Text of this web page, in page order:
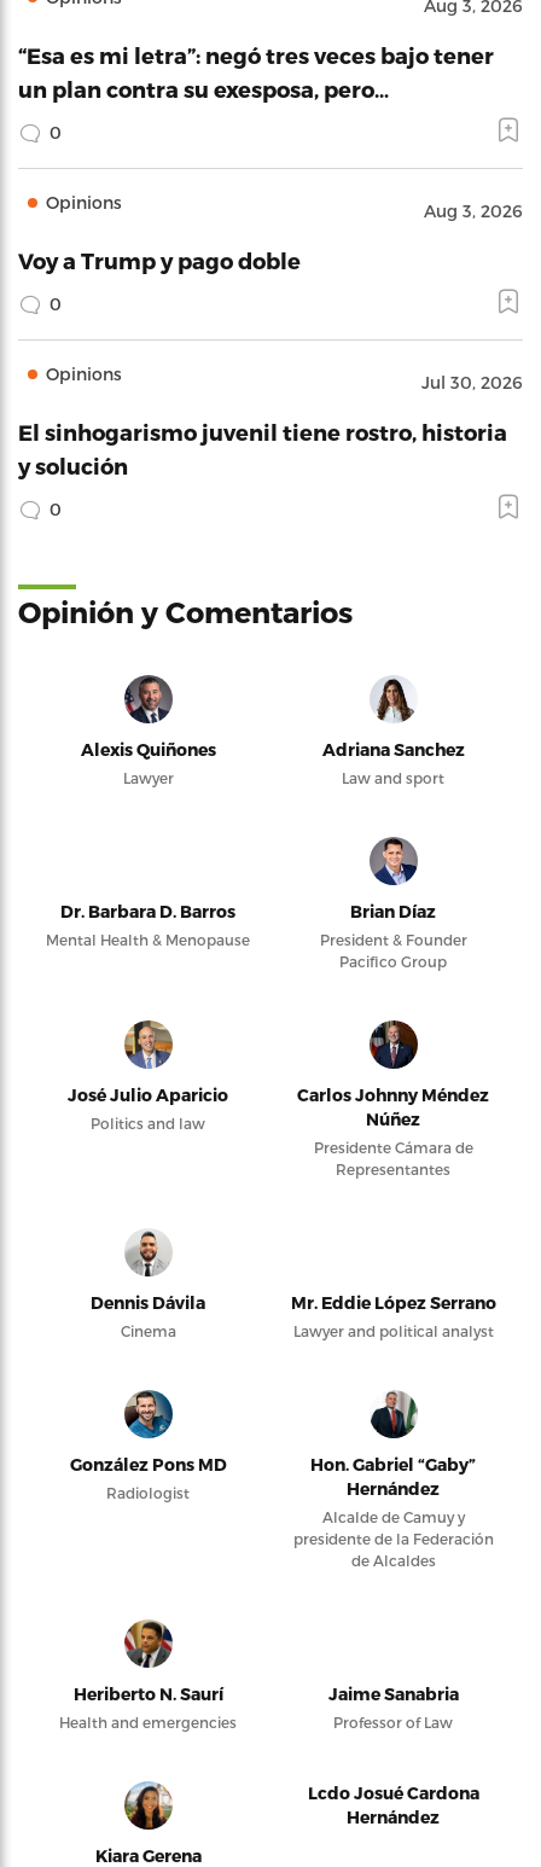
Aug 3, 2026
“Esa es mi letra”: negó tres veces bajo tener
un plan contra su exesposa, pero…
0
Opinions Aug 3, 2026
Voy a Trump y pago doble
0
Opinions Jul 30, 2026
El sinhogarismo juvenil tiene rostro, historia
y solución
0
Opinión y Comentarios
Alexis Quiñones
Lawyer
Adriana Sanchez
Law and sport
Dr. Barbara D. Barros
Mental Health & Menopause
Brian Díaz
President & Founder
Pacifico Group
José Julio Aparicio
Politics and law
Carlos Johnny Méndez
Núñez
Presidente Cámara de
Representantes
Dennis Dávila
Cinema
Mr. Eddie López Serrano
Lawyer and political analyst
González Pons MD
Radiologist
Hon. Gabriel “Gaby”
Hernández
Alcalde de Camuy y
presidente de la Federación
de Alcaldes
Heriberto N. Saurí
Health and emergencies
Jaime Sanabria
Professor of Law
Kiara Gerena
Lcdo Josué Cardona
Hernández